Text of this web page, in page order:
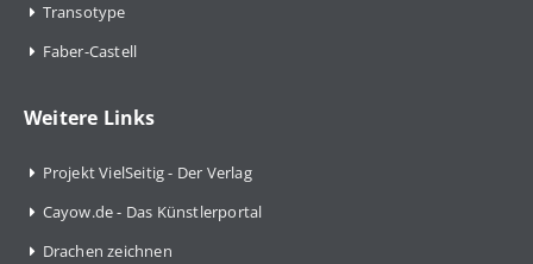
Transotype
Faber-Castell
Weitere Links
Projekt VielSeitig - Der Verlag
Cayow.de - Das Künstlerportal
Drachen zeichnen